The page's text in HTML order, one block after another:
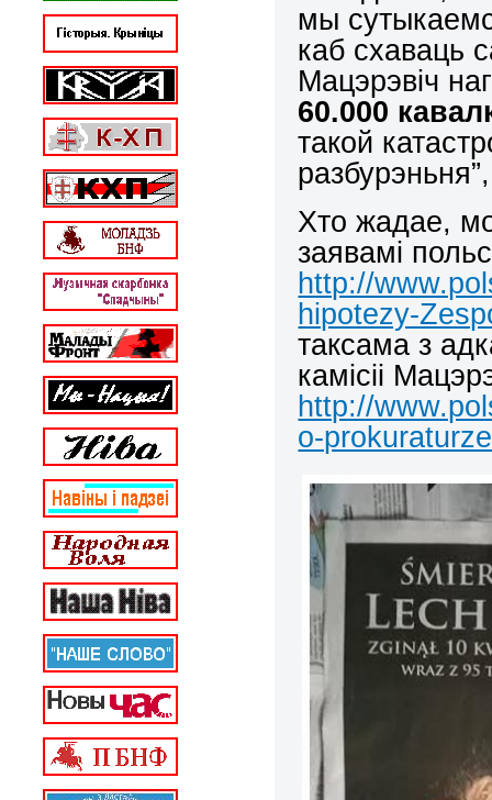
мы
каб схаваць
Maцэрэвіч
60.000
такой
Хто жадае,
заявамі
http://
hipotezy-
таксама з
камісіі
http://
o-